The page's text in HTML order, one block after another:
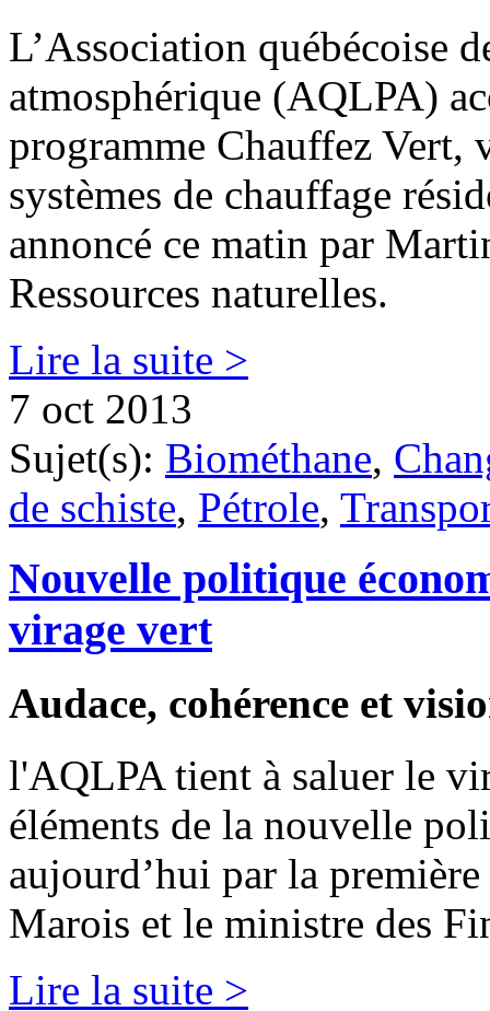
L’Association québécoise
atmosphérique (AQLPA)
programme Chauffez Vert,
systèmes de chauffage
annoncé ce matin par
Ressources naturelles.
Lire la suite >
7 oct 2013
Sujet(s): Biométhane,
de schiste, Pétrole,
Nouvelle politique
virage vert
Audace, cohérence et
l'AQLPA tient à saluer le
éléments de la nouvelle
aujourd’hui par la
Marois et le ministre des
Lire la suite >